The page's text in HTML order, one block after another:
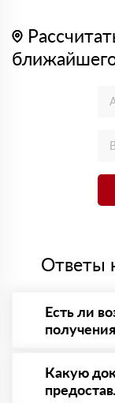
Ответы
Есть ли
- оплата по
если
качества, то
Какую